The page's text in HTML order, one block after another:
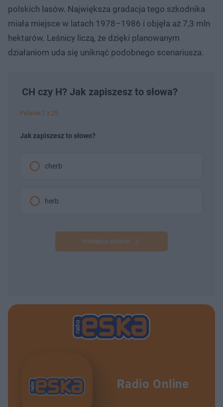
polskich lasów. Największa gradacja tego szkodnika
miała miejsce w latach 1978–1986 i objęła aż 7,3 mln
hektarów. Leśnicy liczą, że dzięki planowanym
działaniom uda się uniknąć podobnego scenariusza.
CH czy H? Jak zapiszesz to słowa?
Pytanie 1 z 25
Jak zapiszesz to słowo?
cherb
herb
Następne pytanie
Radio Online